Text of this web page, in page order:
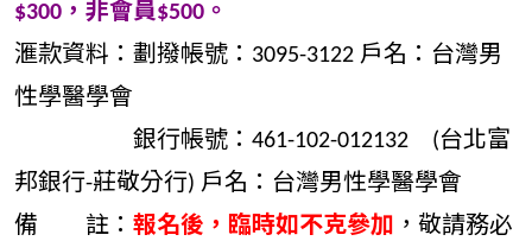
$300，非會員$500。
滙款資料：劃撥帳號：3095-3122 戶名：台灣男
性學醫學會
銀行帳號：461-102-012132 (台北富
邦銀行-莊敬分行) 戶名：台灣男性學醫學會
備 註： 報名後，臨時如不克參加 ，敬請務必